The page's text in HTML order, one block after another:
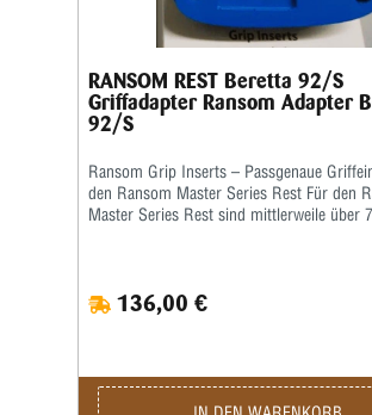
RANSOM REST Beretta 92/S
Griffadapter Ransom Adapter
92/S
Ransom Grip Inserts – Passgenaue
den Ransom Master Series Rest Für den
Master Series Rest sind mittlerweile über
ermöglichen eine sichere sowie
Aufnahme der Waffe im Schießstand. Viele Grip
reproduzierbare Schussergebnisse
jedoch, stets den speziell für das jeweilige
136,00 €